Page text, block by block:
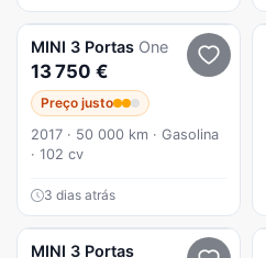
MINI 3 Portas One
13 750 €
Preço justo
2017 · 50 000 km · Gasolina
· 102 cv
3 dias atrás
MINI 3 Portas